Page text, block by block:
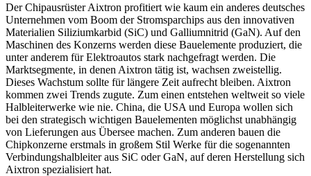
Der Chipausrüster Aixtron profitiert wie kaum ein anderes deutsches
Unternehmen vom Boom der Stromsparchips aus den innovativen
Materialien Siliziumkarbid (SiC) und Galliumnitrid (GaN). Auf den
Maschinen des Konzerns werden diese Bauelemente produziert, die
unter anderem für Elektroautos stark nachgefragt werden. Die
Marktsegmente, in denen Aixtron tätig ist, wachsen zweistellig.
Dieses Wachstum sollte für längere Zeit aufrecht bleiben. Aixtron
kommen zwei Trends zugute. Zum einen entstehen weltweit so viele
Halbleiterwerke wie nie. China, die USA und Europa wollen sich
bei den strategisch wichtigen Bauelementen möglichst unabhängig
von Lieferungen aus Übersee machen. Zum anderen bauen die
Chipkonzerne erstmals in großem Stil Werke für die sogenannten
Verbindungshalbleiter aus SiC oder GaN, auf deren Herstellung sich
Aixtron spezialisiert hat.